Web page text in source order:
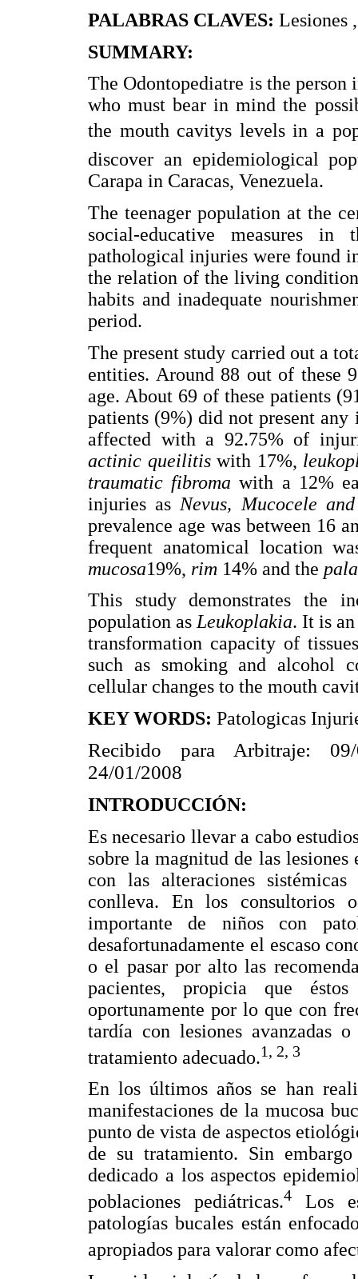
PALABRAS CLAVES: Lesiones
SUMMARY:
The Odontopediatre is the
who must bear in mind the
the mouth cavitys levels in a
discover an epidemiological
Carapa in Caracas, Venezuela.
The teenager population at the
social-educative measures in
pathological injuries were found
the relation of the living
habits and inadequate
period.
The present study carried out a
entities. Around 88 out of these
age. About 69 of these patients
patients (9%) did not present
affected with a 92.75% of
actinic queilitiswith 17%,
traumatic fibromawith a 12%
injuries as Nevus, Mucocele
prevalence age was between 16
frequent anatomical location
mucosa19%, rim 14% and the
This study demonstrates the
population as Leukoplakia. It is
transformation capacity of
such as smoking and alcohol
cellular changes to the mouth
KEY WORDS: Patologicas
Recibido para Arbitraje:
24/01/2008
INTRODUCCIÓN:
Es necesario llevar a cabo
sobre la magnitud de las
con las alteraciones
conlleva. En los consultorios
importante de niños con
desafortunadamente el escaso
o el pasar por alto las
pacientes, propicia que
oportunamente por lo que con
tardía con lesiones avanzadas
tratamiento adecuado.1, 2, 3
En los últimos años se han
manifestaciones de la mucosa
punto de vista de aspectos
de su tratamiento. Sin
dedicado a los aspectos
poblaciones pediátricas.4 Los
patologías bucales están
apropiados para valorar como